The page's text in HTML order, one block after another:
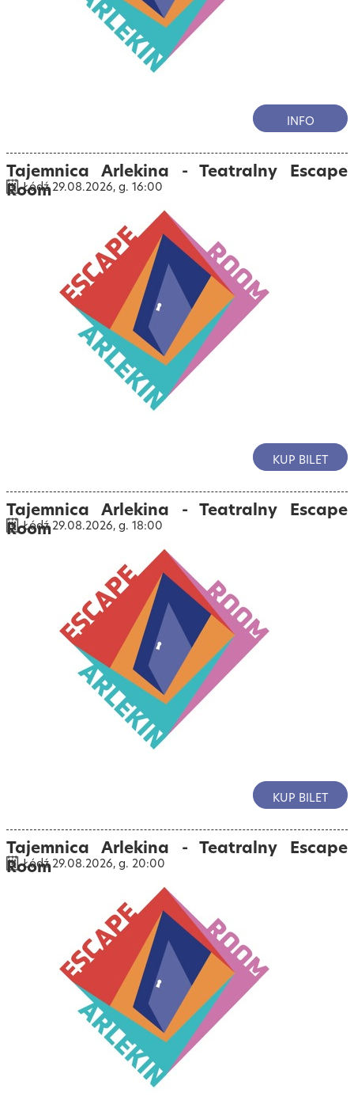
INFO
Tajemnica Arlekina - Teatralny Escape
Room
Łódź 29.08.2026, g. 16:00
KUP BILET
Tajemnica Arlekina - Teatralny Escape
Room
Łódź 29.08.2026, g. 18:00
KUP BILET
Tajemnica Arlekina - Teatralny Escape
Room
Łódź 29.08.2026, g. 20:00